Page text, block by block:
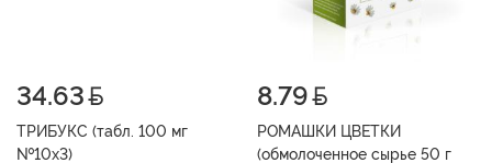
34.63
ТРИБУКС (табл. 100 мг
№10х3)
8.79
РОМАШКИ ЦВЕТКИ
(обмолоченное сырье 50 г